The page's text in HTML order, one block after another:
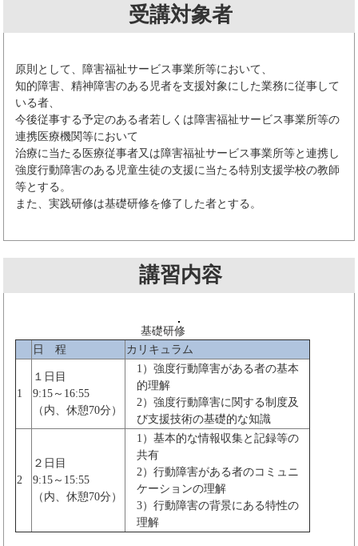
受講対象者
原則として、障害福祉サービス事業所等において、
知的障害、精神障害のある児者を支援対象にした業務に従事して
いる者、
今後従事する予定のある者若しくは障害福祉サービス事業所等の
連携医療機関等において
治療に当たる医療従事者又は障害福祉サービス事業所等と連携し
強度行動障害のある児童生徒の支援に当たる特別支援学校の教師
等とする。
また、実践研修は基礎研修を修了した者とする。
講習内容
基礎研修
日 程
カリキュラム
1
１日目
9:15～16:55
（内、休憩70分）
1）強度行動障害がある者の基本
的理解
2）強度行動障害に関する制度及
び支援技術の基礎的な知識
2
２日目
9:15～15:55
（内、休憩70分）
1）基本的な情報収集と記録等の
共有
2）行動障害がある者のコミュニ
ケーションの理解
3）行動障害の背景にある特性の
理解